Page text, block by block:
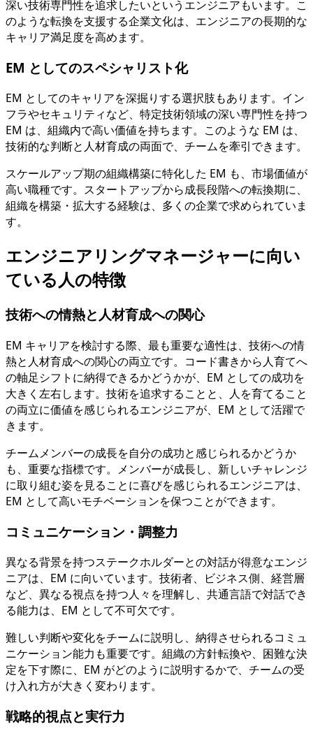
深い技術専門性を追求したいというエンジニアもいます。こ
のような転換を支援する企業文化は、エンジニアの長期的な
キャリア満足度を高めます。
EM としてのスペシャリスト化
EM としてのキャリアを深掘りする選択肢もあります。イン
フラやセキュリティなど、特定技術領域の深い専門性を持つ
EM は、組織内で高い価値を持ちます。このような EM は、
技術的な判断と人材育成の両面で、チームを牽引できます。
スケールアップ期の組織構築に特化した EM も、市場価値が
高い職種です。スタートアップから成長段階への転換期に、
組織を構築・拡大する経験は、多くの企業で求められていま
す。
エンジニアリングマネージャーに向い
ている人の特徴
技術への情熱と人材育成への関心
EM キャリアを検討する際、最も重要な適性は、技術への情
熱と人材育成への関心の両立です。コード書きから人育てへ
の軸足シフトに納得できるかどうかが、EM としての成功を
大きく左右します。技術を追求することと、人を育てること
の両立に価値を感じられるエンジニアが、EM として活躍で
きます。
チームメンバーの成長を自分の成功と感じられるかどうか
も、重要な指標です。メンバーが成長し、新しいチャレンジ
に取り組む姿を見ることに喜びを感じられるエンジニアは、
EM として高いモチベーションを保つことができます。
コミュニケーション・調整力
異なる背景を持つステークホルダーとの対話が得意なエンジ
ニアは、EM に向いています。技術者、ビジネス側、経営層
など、異なる視点を持つ人々を理解し、共通言語で対話でき
る能力は、EM として不可欠です。
難しい判断や変化をチームに説明し、納得させられるコミュ
ニケーション能力も重要です。組織の方針転換や、困難な決
定を下す際に、EM がどのように説明するかで、チームの受
け入れ方が大きく変わります。
戦略的視点と実行力